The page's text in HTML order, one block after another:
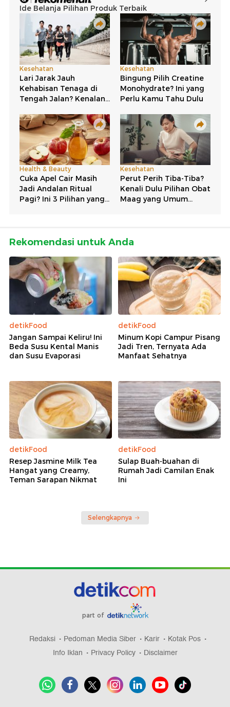
Rekomendasi untuk Anda
detikFood
Jangan Sampai Keliru! Ini
Beda Susu Kental Manis
dan Susu Evaporasi
detikFood
Minum Kopi Campur Pisang
Jadi Tren, Ternyata Ada
Manfaat Sehatnya
detikFood
Resep Jasmine Milk Tea
Hangat yang Creamy,
Teman Sarapan Nikmat
detikFood
Sulap Buah-buahan di
Rumah Jadi Camilan Enak
Ini
Selengkapnya
part of
Redaksi Pedoman Media Siber Karir
Kotak Pos
Info Iklan
Privacy Policy Disclaimer